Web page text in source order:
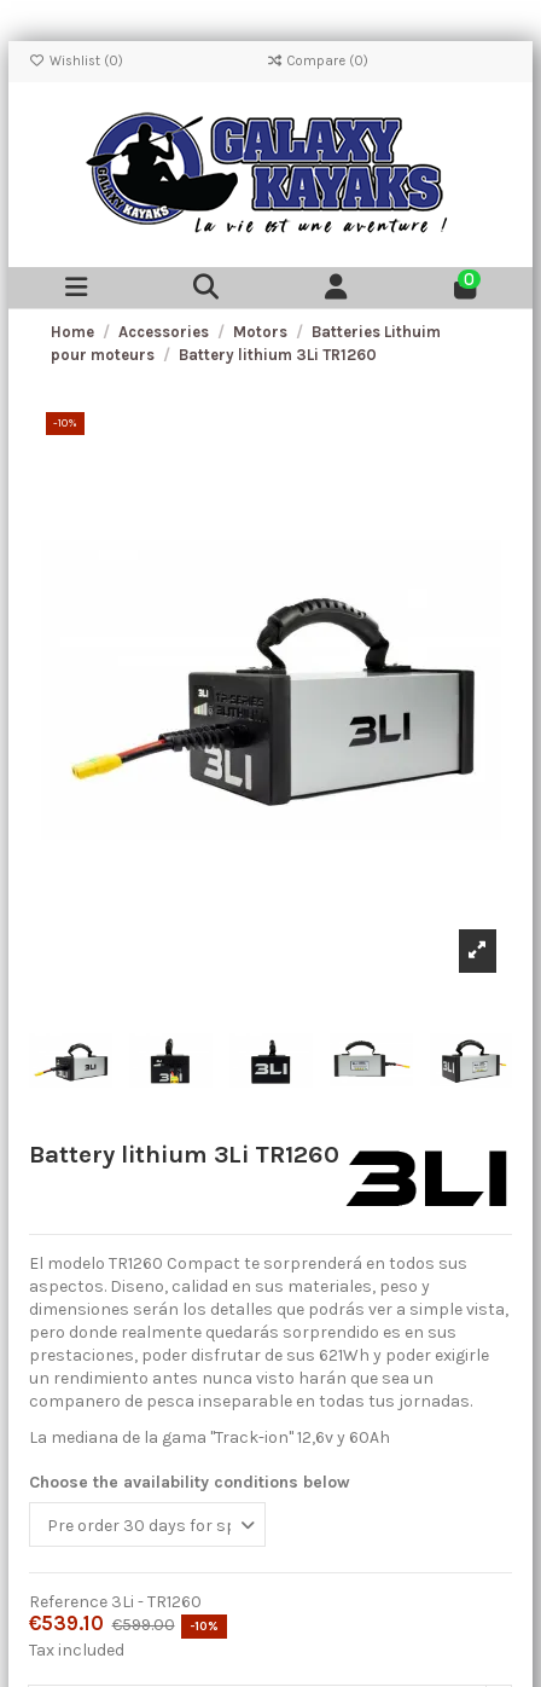
Wishlist (0) Compare (0)
0
Home Accessories Motors
Batteries Lithuim
pour moteurs
Battery lithium 3Li TR1260
-10%
Battery lithium 3Li TR1260
El modelo TR1260 Compact te sorprenderá en todos sus
aspectos. Diseno, calidad en sus materiales, peso y
dimensiones serán los detalles que podrás ver a simple vista,
pero donde realmente quedarás sorprendido es en sus
prestaciones, poder disfrutar de sus 621Wh y poder exigirle
un rendimiento antes nunca visto harán que sea un
companero de pesca inseparable en todas tus jornadas.
La mediana de la gama "Track-ion" 12,6v y 60Ah
Choose the availability conditions below
Reference 3Li - TR1260
€539.10 €599.00 -10%
Tax included